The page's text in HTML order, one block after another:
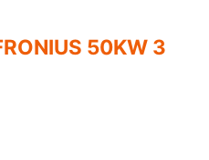
50KW 3